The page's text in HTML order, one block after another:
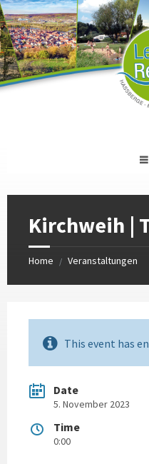
Skip
to
content
Skip
to
left
sidebar
Skip
to
footer
Kirchweih |
Home / Veranstaltungen
This event has
Date
5. November 2023
Time
0:00